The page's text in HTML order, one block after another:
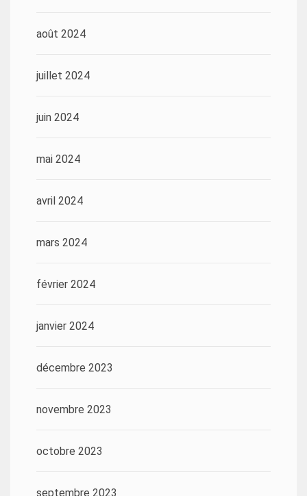
août 2024
juillet 2024
juin 2024
mai 2024
avril 2024
mars 2024
février 2024
janvier 2024
décembre 2023
novembre 2023
octobre 2023
septembre 2023